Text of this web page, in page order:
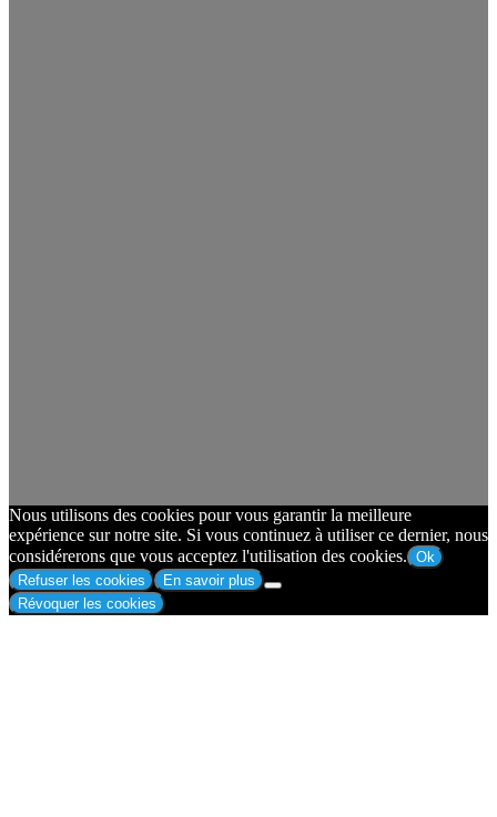
Nous utilisons des cookies pour vous garantir la meilleure
expérience sur notre site. Si vous continuez à utiliser ce dernier, nous
considérerons que vous acceptez l'utilisation des cookies. Ok
Refuser les cookies
En savoir plus
Révoquer les cookies